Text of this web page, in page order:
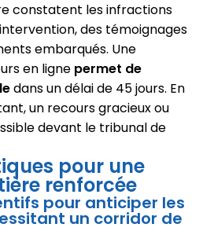
constatent les infractions
des témoignages
embarqués. Une
en ligne permet de
dans un délai de 45 jours. En
un recours gracieux ou
devant le tribunal de
pour une
renforcée
pour anticiper les
un corridor de